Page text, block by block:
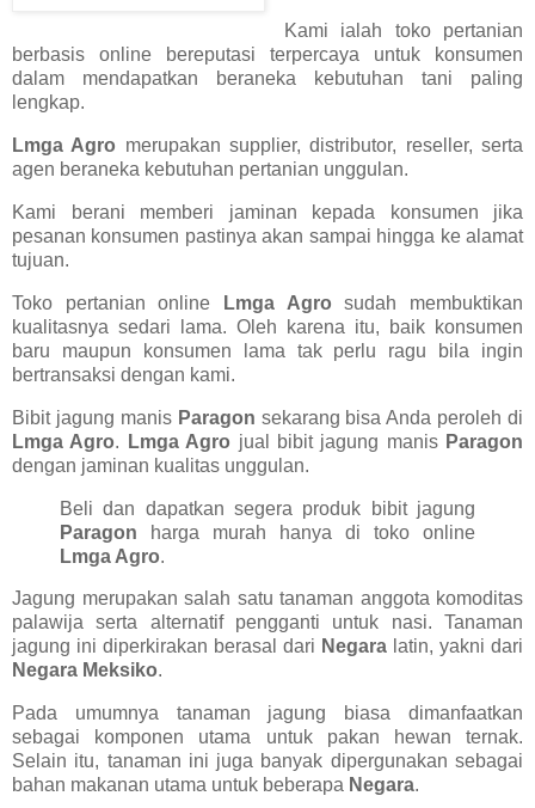
Kami ialah toko pertanian
berbasis online bereputasi terpercaya untuk konsumen
dalam mendapatkan beraneka kebutuhan tani paling
lengkap.
Lmga Agro merupakan supplier, distributor, reseller, serta
agen beraneka kebutuhan pertanian unggulan.
Kami berani memberi jaminan kepada konsumen jika
pesanan konsumen pastinya akan sampai hingga ke alamat
tujuan.
Toko pertanian online Lmga Agro sudah membuktikan
kualitasnya sedari lama. Oleh karena itu, baik konsumen
baru maupun konsumen lama tak perlu ragu bila ingin
bertransaksi dengan kami.
Bibit jagung manis Paragon sekarang bisa Anda peroleh di
Lmga Agro. Lmga Agro jual bibit jagung manis Paragon
dengan jaminan kualitas unggulan.
Beli dan dapatkan segera produk bibit jagung
Paragon harga murah hanya di toko online
Lmga Agro.
Jagung merupakan salah satu tanaman anggota komoditas
palawija serta alternatif pengganti untuk nasi. Tanaman
jagung ini diperkirakan berasal dari Negara latin, yakni dari
Negara Meksiko.
Pada umumnya tanaman jagung biasa dimanfaatkan
sebagai komponen utama untuk pakan hewan ternak.
Selain itu, tanaman ini juga banyak dipergunakan sebagai
bahan makanan utama untuk beberapa Negara.